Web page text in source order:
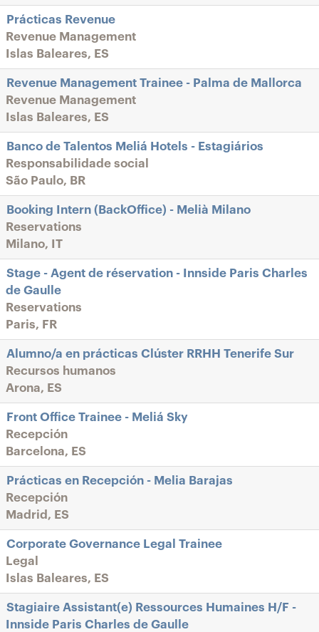
Prácticas Revenue
Revenue Management
Islas Baleares, ES
Revenue Management Trainee - Palma de Mallorca
Revenue Management
Islas Baleares, ES
Banco de Talentos Meliá Hotels - Estagiários
Responsabilidade social
São Paulo, BR
Booking Intern (BackOffice) - Melià Milano
Reservations
Milano, IT
Stage - Agent de réservation - Innside Paris Charles
de Gaulle
Reservations
Paris, FR
Alumno/a en prácticas Clúster RRHH Tenerife Sur
Recursos humanos
Arona, ES
Front Office Trainee - Meliá Sky
Recepción
Barcelona, ES
Prácticas en Recepción - Melia Barajas
Recepción
Madrid, ES
Corporate Governance Legal Trainee
Legal
Islas Baleares, ES
Stagiaire Assistant(e) Ressources Humaines H/F -
Innside Paris Charles de Gaulle